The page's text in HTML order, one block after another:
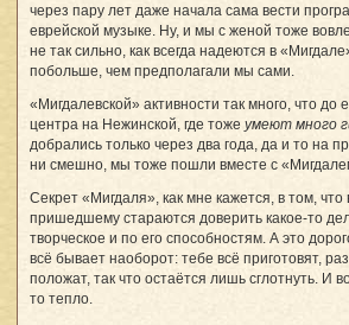
через пару лет даже начала сама вести
еврейской музыке. Ну, и мы с женой тоже
не так сильно, как всегда надеются в
побольше, чем предполагали мы сами.
«Мигдалевской» активности так много, что до
центра на Нежинской, где тоже ­ умеют много
добрались только через два года, да и то на
ни смешно, мы тоже пошли вместе с
Секрет «Мигдаля», как мне кажется, в том, что
пришедшему стараются доверить какое-то
творческое и по его способностям. А это
всё бывает наоборот: тебе всё приготовят,
положат, так что остаётся лишь сглотнуть. И
то тепло.